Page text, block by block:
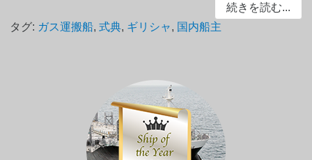
続きを読む...
タグ: ガス運搬船,式典, ギリシャ, 国内船主